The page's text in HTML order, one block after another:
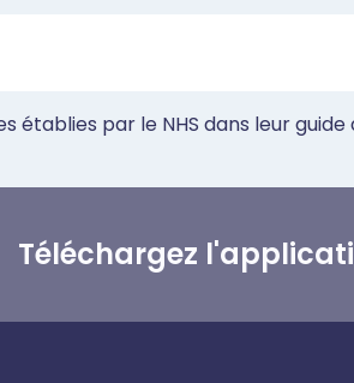
par le NHS dans leur
Téléchargez